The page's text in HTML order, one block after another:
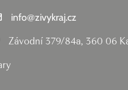
info@zivykraj.cz
Závodní 379/84a, 360 06